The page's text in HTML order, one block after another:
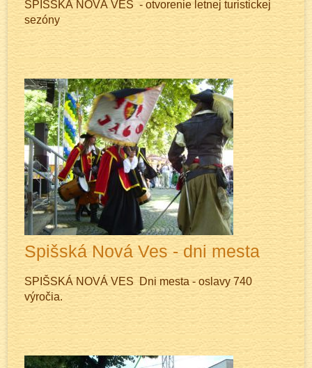
SPIŠSKÁ NOVÁ VES - otvorenie letnej turistickej
sezóny
Spišská Nová Ves - dni mesta
SPIŠSKÁ NOVÁ VES Dni mesta - oslavy 740
výročia.